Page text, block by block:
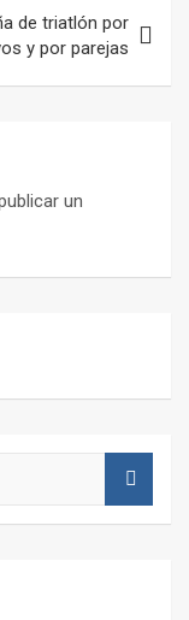
de triatlón por
y por parejas
un